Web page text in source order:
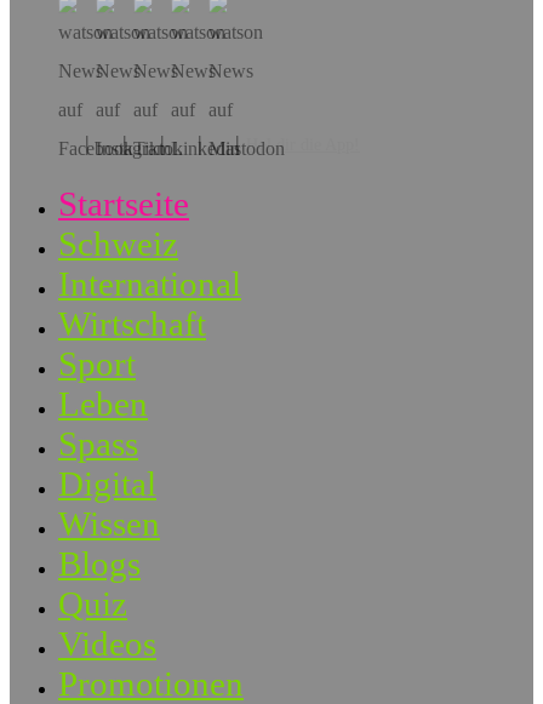
Hol dir die App!
Startseite
Schweiz
International
Wirtschaft
Sport
Leben
Spass
Digital
Wissen
Blogs
Quiz
Videos
Promotionen